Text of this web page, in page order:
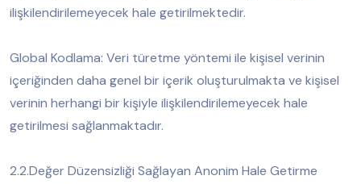
ilişkilendirilemeyecek hale getirilmektedir.
Global Kodlama: Veri türetme yöntemi ile kişisel verinin
içeriğinden daha genel bir içerik oluşturulmakta ve kişisel
verinin herhangi bir kişiyle ilişkilendirilemeyecek hale
getirilmesi sağlanmaktadır.
2.2.Değer Düzensizliği Sağlayan Anonim Hale Getirme